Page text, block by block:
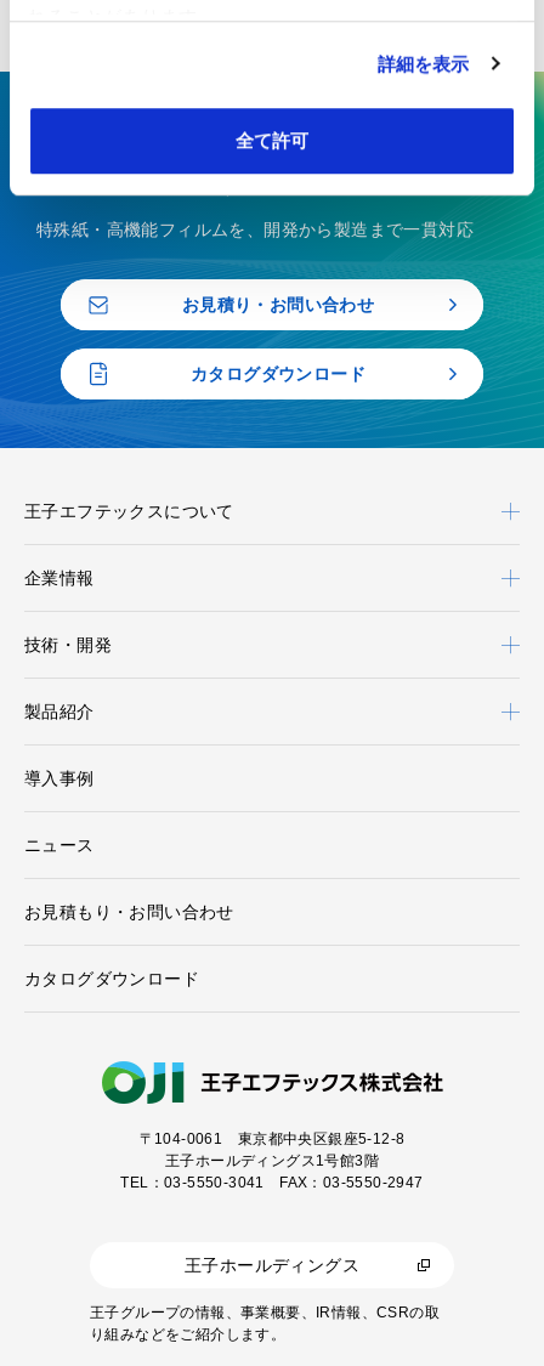
れることがあります。
詳細を表示
全て許可
ここにしかない技術で、最先端の
価値を生み出す
特殊紙・高機能フィルムを、開発から製造まで一貫対応
お見積り・お問い合わせ
カタログダウンロード
〒104-0061 東京都中央区銀座5-12-8
王子ホールディングス1号館3階
TEL：03-5550-3041 FAX：03-5550-2947
王子ホールディングス
王子グループの情報、事業概要、IR情報、CSRの取
り組みなどをご紹介します。
王子エフテックスについて
企業情報
技術・開発
製品紹介
導入事例
ニュース
お見積もり・お問い合わせ
カタログダウンロード